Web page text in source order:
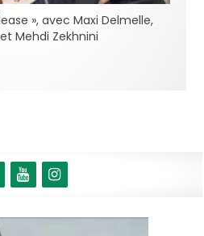
», avec Maxi Delmelle,
Mehdi Zekhnini